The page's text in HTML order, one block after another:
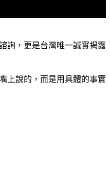
詢，更是台灣唯一誠實揭露
上說的，而是用具體的事實